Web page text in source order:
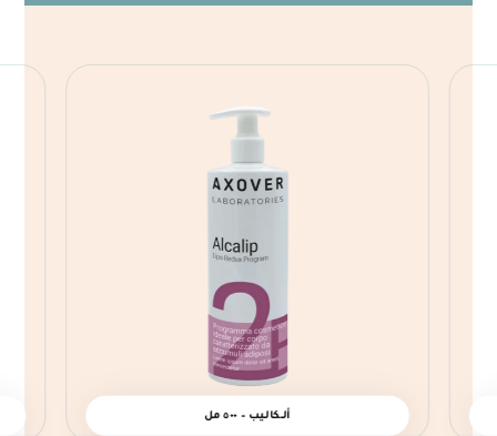
ألــكالـيب – ٥٠٠ مل